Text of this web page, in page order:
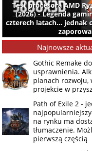
Test procesora AMD
(2026) - Legenda
czterech latach... jednak
zaporowa
Najnowsze
Gothic Remake
usprawnienia.
planach rozwoju,
projekcie w
Path of Exile 2 -
na rynku ma
tłumaczenie.
pierwszą częścią